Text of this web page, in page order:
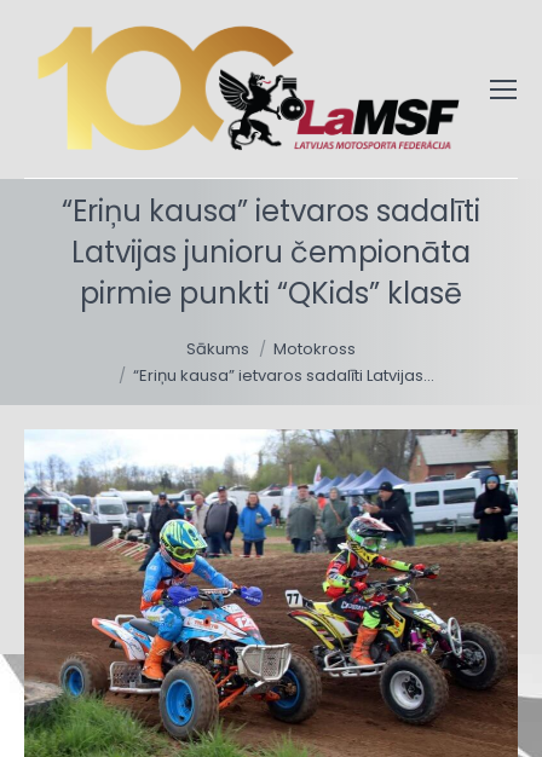
“Eriņu kausa” ietvaros sadalīti
Latvijas junioru čempionāta
pirmie punkti “QKids” klasē
Sākums
Motokross
“Eriņu kausa” ietvaros sadalīti Latvijas…